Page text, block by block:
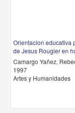
Orientacion educativa
de Jesus Rougier en
Camargo Yañez,
1997
Artes y Humanidades